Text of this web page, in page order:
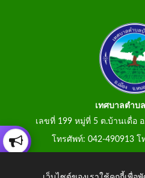
เทศบาลตำบ
เลขที่ 199 หมู่ที่ 5 ต.บ้านเดื่อ
โทรศัพท์: 042-490913 โ